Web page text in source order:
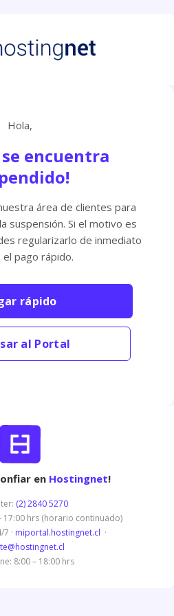
Hola,
encuentra
área de clientes para
suspensión. Si el motivo es
regularizarlo de inmediato
el pago rápido.
rápido
al Portal
en Hostingnet!
(2) 2840 5270
17:00 hrs (horario continuado)
· miportal.hostingnet.cl ·
8:00 – 18:00 hrs